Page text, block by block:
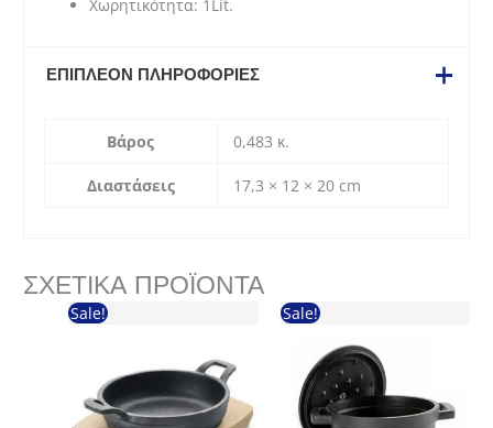
Χωρητικότητα: 1Lit.
ΕΠΙΠΛΈΟΝ ΠΛΗΡΟΦΟΡΊΕΣ
Βάρος 0,483 κ.
Διαστάσεις 17,3 × 12 × 20 cm
ΣΧΕΤΙΚΆ ΠΡΟΪΌΝΤΑ
Sale! Sale!